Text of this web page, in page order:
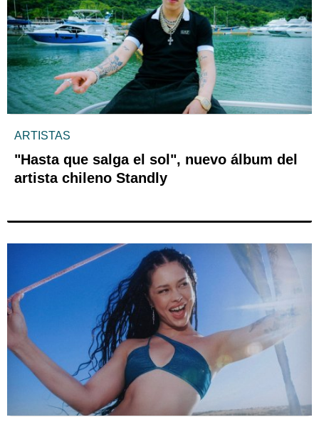
ARTISTAS
"Hasta que salga el sol", nuevo álbum del
artista chileno Standly